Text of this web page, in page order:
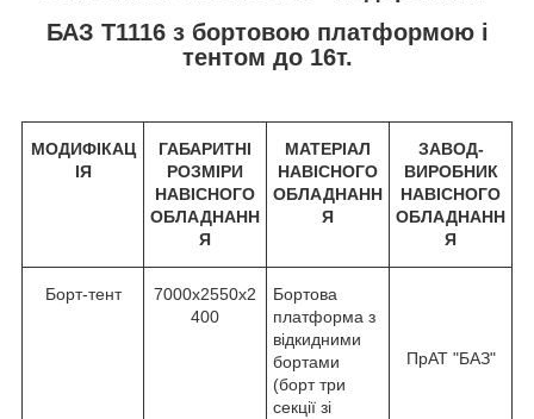
БАЗ Т1116 з бортовою платформою і
тентом до 16т.
МОДИФІКАЦ
ІЯ
ГАБАРИТНІ
РОЗМІРИ
НАВІСНОГО
ОБЛАДНАНН
Я
МАТЕРІАЛ
НАВІСНОГО
ОБЛАДНАНН
Я
ЗАВОД-
ВИРОБНИК
НАВІСНОГО
ОБЛАДНАНН
Я
Борт-тент
7000х2550х2
400
Бортова
платформа з
відкидними
бортами
(борт три
секції зі
ПрАТ "БАЗ"